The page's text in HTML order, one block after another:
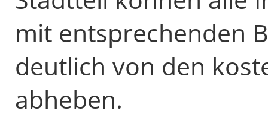
mit entsprechenden
deutlich von den
abheben.